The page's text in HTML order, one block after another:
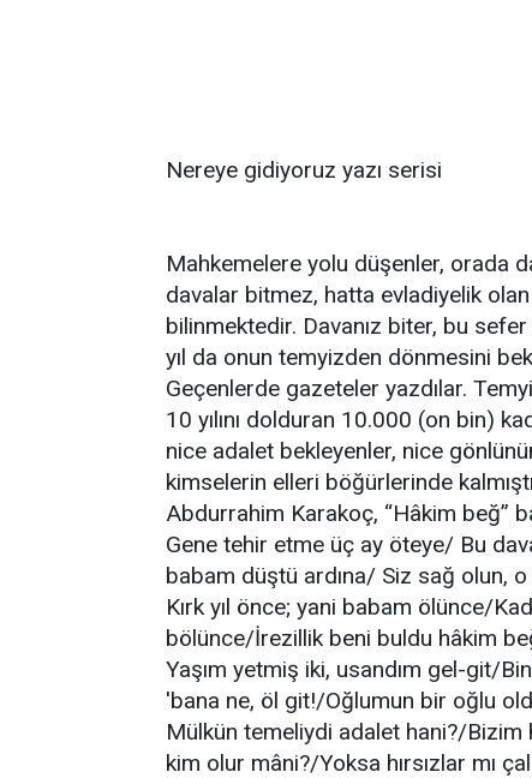
Nereye gidiyoruz yazı serisi
Mahkemelere yolu düşenler, orada
davalar bitmez, hatta evladiyelik
bilinmektedir. Davanız biter, bu
yıl da onun temyizden dönmesini
Geçenlerde gazeteler yazdılar.
10 yılını dolduran 10.000 (on bin)
nice adalet bekleyenler, nice
kimselerin elleri böğürlerinde
Abdurrahim Karakoç, “Hâkim beğ”
Gene tehir etme üç ay öteye/ Bu
babam düştü ardına/ Siz sağ olun,
Kırk yıl önce; yani babam ölünce/
bölünce/İrezillik beni buldu hâkim
Yaşım yetmiş iki, usandım gel-git/
'bana ne, öl git!/Oğlumun bir oğlu
Mülkün temeliydi adalet hani?/Bizim
kim olur mâni?/Yoksa hırsızlar mı